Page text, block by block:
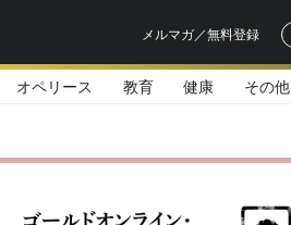
メルマガ／無料登録
オペリース 教育 健康 その他